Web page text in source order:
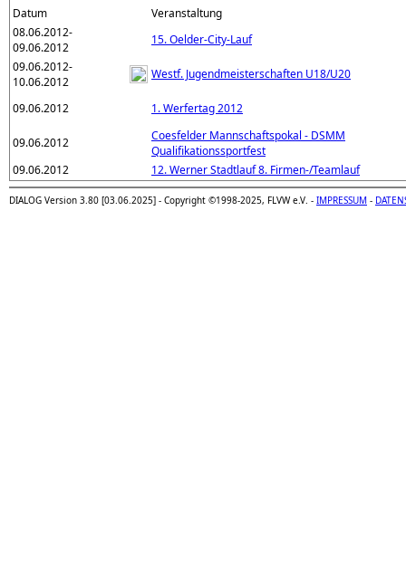
Datum
Veranstaltung
08.06.2012-
09.06.2012
15. Oelder-City-Lauf
09.06.2012-
10.06.2012
Westf. Jugendmeisterschaften U18/U20
09.06.2012 1. Werfertag 2012
09.06.2012
Coesfelder Mannschaftspokal - DSMM
Qualifikationssportfest
09.06.2012
12. Werner Stadtlauf 8. Firmen-/Teamlauf
DIALOG Version 3.80 [03.06.2025] - Copyright ©1998-2025, FLVW e.V. - IMPRESSUM -